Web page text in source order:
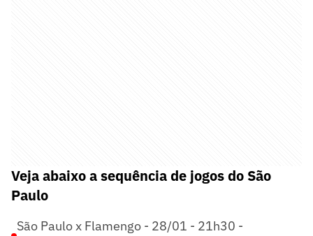
Veja abaixo a sequência de jogos do São
Paulo
São Paulo x Flamengo - 28/01 - 21h30 -